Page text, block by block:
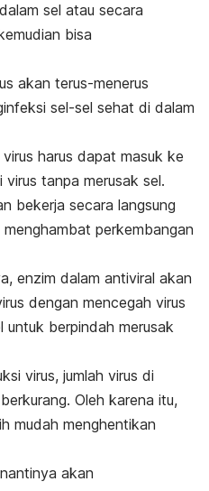
sel atau secara
bisa
akan terus-menerus
sel-sel sehat di dalam
harus dapat masuk ke
virus tanpa merusak sel.
bekerja secara langsung
perkembangan
enzim dalam antiviral akan
dengan mencegah virus
untuk berpindah merusak
virus, jumlah virus di
Oleh karena itu,
mudah menghentikan
akan